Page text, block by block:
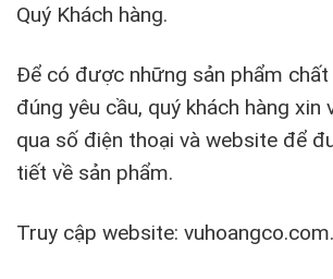
Quý Khách hàng.
Để có được những sản phẩm
đúng yêu cầu, quý khách hàng xin
qua số điện thoại và website để
tiết về sản phẩm.
Truy cập website: